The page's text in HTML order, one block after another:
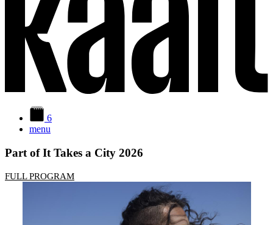
6
menu
Part of It Takes a City 2026
FULL PROGRAM